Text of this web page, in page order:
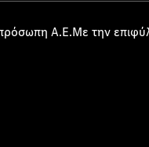
Α.Ε.Με την